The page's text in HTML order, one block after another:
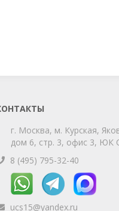
г. Москва, м. Курская,
дом 6, стр. 3, офис 3, ЮК
8 (495) 795-32-40
ucs15@yandex.ru
Telegram
Телефон